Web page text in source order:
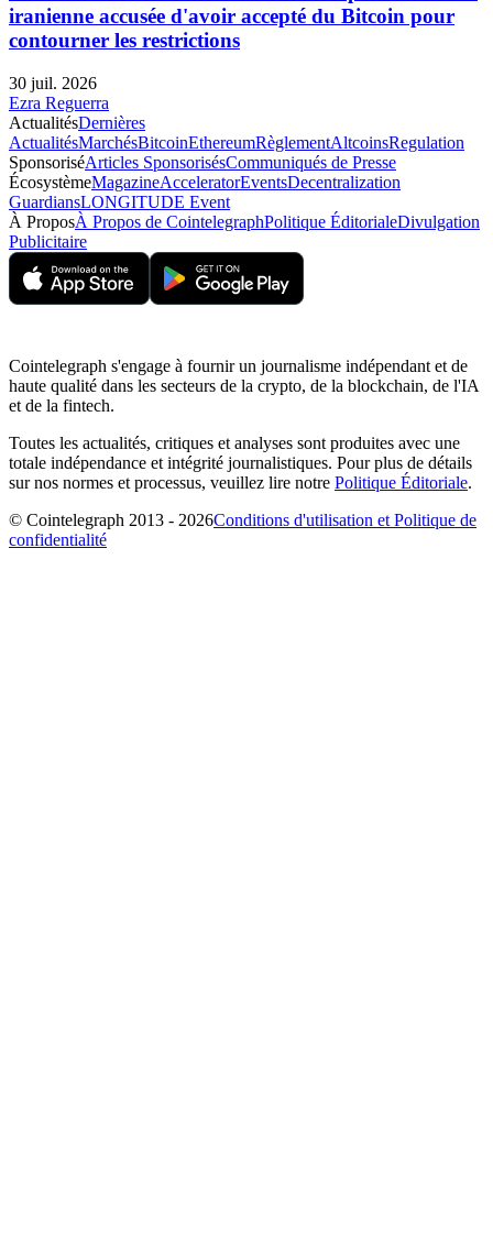
iranienne accusée d'avoir accepté du Bitcoin pour
contourner les restrictions
30 juil. 2026
Ezra Reguerra
ActualitésDernières
ActualitésMarchésBitcoinEthereumRèglementAltcoinsRegulation
SponsoriséArticles SponsorisésCommuniqués de Presse
ÉcosystèmeMagazineAcceleratorEventsDecentralization
GuardiansLONGITUDE Event
À ProposÀ Propos de CointelegraphPolitique ÉditorialeDivulgation
Publicitaire
Cointelegraph s'engage à fournir un journalisme indépendant et de
haute qualité dans les secteurs de la crypto, de la blockchain, de l'IA
et de la fintech.
Toutes les actualités, critiques et analyses sont produites avec une
totale indépendance et intégrité journalistiques. Pour plus de détails
sur nos normes et processus, veuillez lire notre Politique Éditoriale.
© Cointelegraph 2013 - 2026Conditions d'utilisation et Politique de
confidentialité